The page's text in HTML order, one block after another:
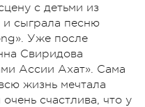
с детьми из
и сыграла песню
Уже после
Свиридова
Ассии Ахат». Сама
жизнь мечтала
счастлива, что у